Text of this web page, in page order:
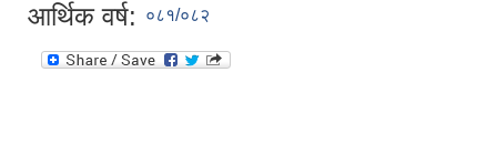
आर्थिक वर्ष: ०८१/०८२